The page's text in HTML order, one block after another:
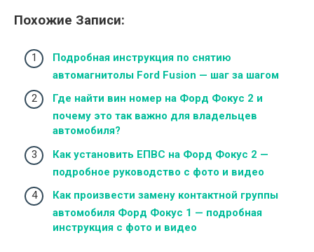
Похожие Записи:
Подробная инструкция по снятию
автомагнитолы Ford Fusion — шаг за шагом
Где найти вин номер на Форд Фокус 2 и
почему это так важно для владельцев
автомобиля?
Как установить ЕПВС на Форд Фокус 2 —
подробное руководство с фото и видео
Как произвести замену контактной группы
автомобиля Форд Фокус 1 — подробная
инструкция с фото и видео